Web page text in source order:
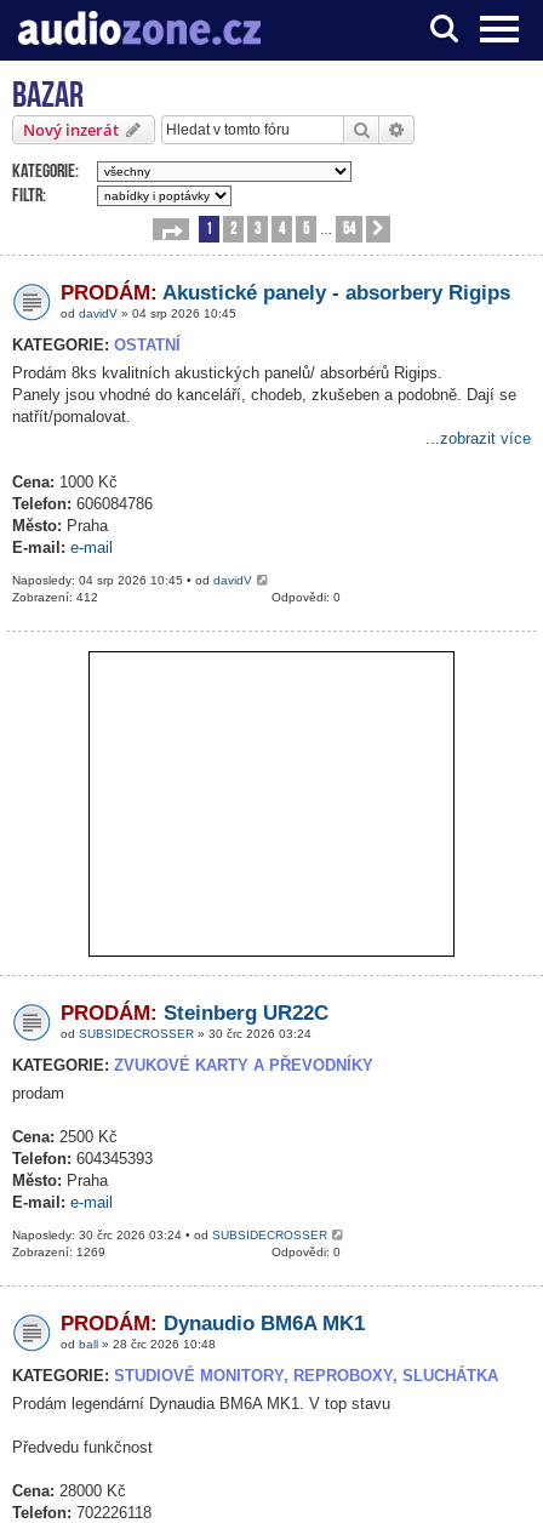
Server o digitálním zpracování zvuku
Bazar
Nový inzerát Hledat
Kategorie:
Filtr:
Stránka 1z 54
1 2 3 4 5 54
PRODÁM: Akustické panely - absorbery Rigips
od davidV » 04 srp 2026 10:45
KATEGORIE: OSTATNÍ
Prodám 8ks kvalitních akustických panelů/ absorbérů Rigips.
Panely jsou vhodné do kanceláří, chodeb, zkušeben a podobně. Dají se
natřít/pomalovat.
...zobrazit více
Cena: 1000 Kč
Telefon: 606084786
Město: Praha
E-mail: e-mail
Naposledy: 04 srp 2026 10:45 • od davidV
Odpovědi: 0
Zobrazení: 412
PRODÁM: Steinberg UR22C
od SUBSIDECROSSER » 30 črc 2026 03:24
KATEGORIE: ZVUKOVÉ KARTY A PŘEVODNÍKY
prodam
Cena: 2500 Kč
Telefon: 604345393
Město: Praha
E-mail: e-mail
Naposledy: 30 črc 2026 03:24 • od SUBSIDECROSSER
Odpovědi: 0
Zobrazení: 1269
PRODÁM: Dynaudio BM6A MK1
od ball » 28 črc 2026 10:48
KATEGORIE: STUDIOVÉ MONITORY, REPROBOXY, SLUCHÁTKA
Prodám legendární Dynaudia BM6A MK1. V top stavu
Předvedu funkčnost
Cena: 28000 Kč
Telefon: 702226118